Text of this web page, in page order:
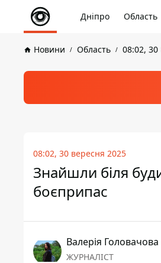
Дніпро Область
Новини Область 08:02,
08:02, 30 вересня 2025
Знайшли біля
боєприпас
Валерія Головачова
ЖУРНАЛІСТ